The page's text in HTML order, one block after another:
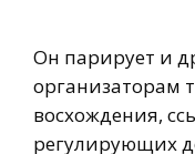
Он парирует и
организаторам
восхождения,
регулирующих